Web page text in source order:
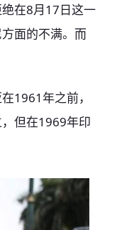
在8月17日这一
面的不满。而
1961年之前，
但在1969年印